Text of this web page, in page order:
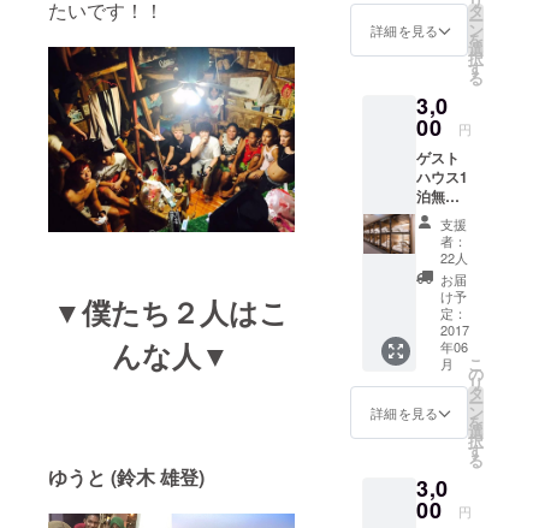
たいです！！
▼僕たち２人はこ
んな人▼
ゆうと (鈴木 雄登)
はあり
ませ
ん。
詳細を見る
タ
ー
ン
を
選
択
す
る
3,0
00 円
ゲスト
ハウス1
泊無料
券と
BARで
使える
ドリン
クチ
ケット1
枚 をリ
ターン
として
お返し
します
支援
者：
22人
お届
け予
定：
2017
年06
月
詳細を見る
こ
の
リ
タ
ー
ン
を
選
択
す
る
3,0
00 円